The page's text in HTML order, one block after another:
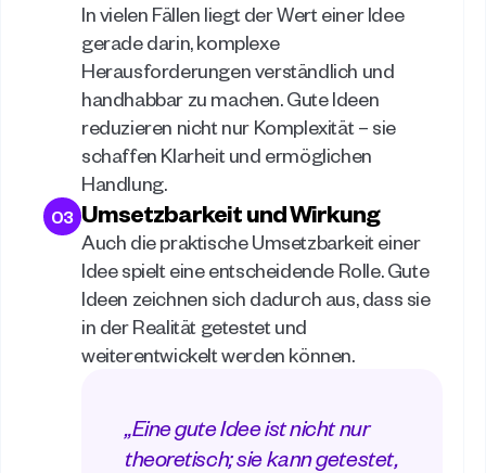
In vielen Fällen liegt der Wert einer Idee
gerade darin, komplexe
Herausforderungen verständlich und
handhabbar zu machen. Gute Ideen
reduzieren nicht nur Komplexität – sie
schaffen Klarheit und ermöglichen
Handlung.
03 Umsetzbarkeit und Wirkung
Auch die praktische Umsetzbarkeit einer
Idee spielt eine entscheidende Rolle. Gute
Ideen zeichnen sich dadurch aus, dass sie
in der Realität getestet und
weiterentwickelt werden können.
„Eine gute Idee ist nicht nur
theoretisch; sie kann getestet,